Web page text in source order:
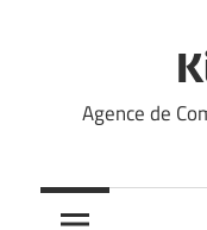
Agence de